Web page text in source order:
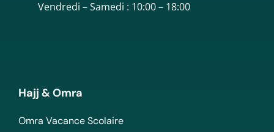
Vendredi – Samedi : 10:00 – 18:00
Hajj & Omra
Omra Vacance Scolaire